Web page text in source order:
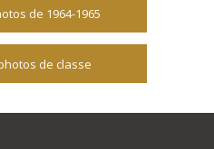
de 1964-1965
de classe